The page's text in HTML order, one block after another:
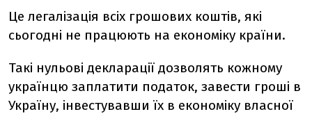
Це легалізація всіх грошових коштів, які
сьогодні не працюють на економіку країни.
Такі нульові декларації дозволять кожному
українцю заплатити податок, завести гроші в
Україну, інвестувавши їх в економіку власної